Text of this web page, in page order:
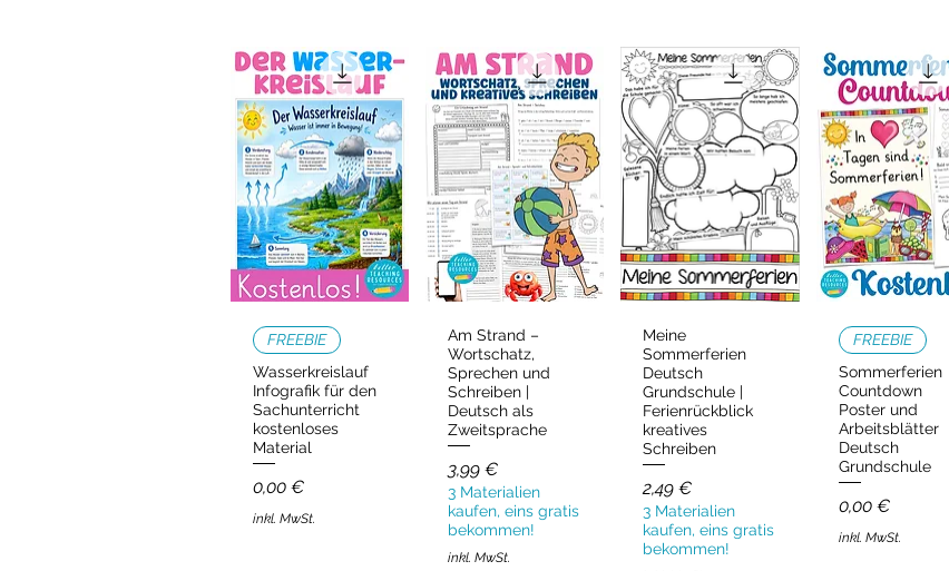
Schnellansicht
FREEBIE
Wasserkreislauf
Infografik für den
Sachunterricht
kostenloses
Material
Preis
0,00 €
inkl. MwSt.
Schnellansicht
Am Strand –
Wortschatz,
Sprechen und
Schreiben |
Deutsch als
Zweitsprache
Preis
3,99 €
3 Materialien
kaufen, eins gratis
bekommen!
inkl. MwSt.
Schnellansicht
Meine
Sommerferien
Deutsch
Grundschule |
Ferienrückblick
kreatives
Schreiben
Preis
2,49 €
3 Materialien
kaufen, eins gratis
bekommen!
Schnellansicht
FREEBIE
Sommerferien
Countdown
Poster und
Arbeitsblätter
Deutsch
Grundschule
Preis
0,00 €
inkl. MwSt.